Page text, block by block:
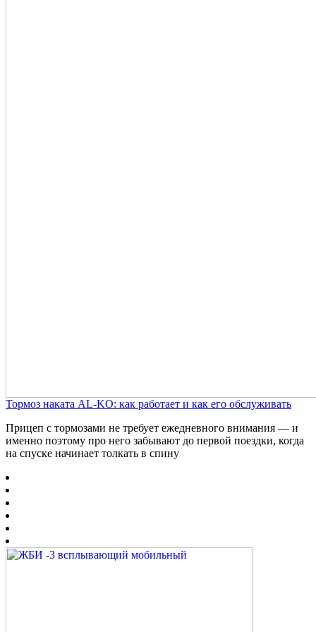
Тормоз наката AL-KO: как работает и как его обслуживать
Прицеп с тормозами не требует ежедневного внимания — и
именно поэтому про него забывают до первой поездки, когда
на спуске начинает толкать в спину